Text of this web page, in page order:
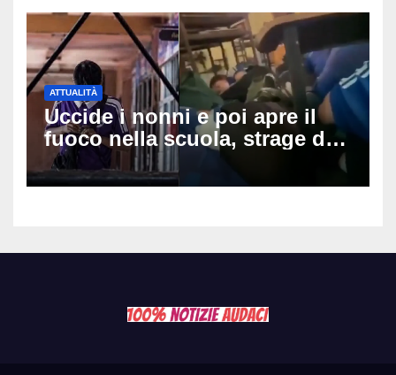
ATTUALITÀ
Uccide i nonni e poi apre il
fuoco nella scuola, strage di
insegnanti: il possibile
movente dietro il massacro in